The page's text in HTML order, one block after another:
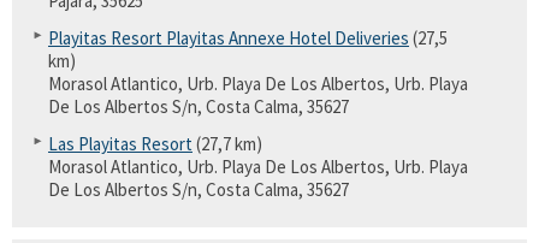
Playitas Resort Playitas Annexe Hotel Deliveries (27,5
km)
Morasol Atlantico, Urb. Playa De Los Albertos, Urb. Playa
De Los Albertos S/n, Costa Calma, 35627
Las Playitas Resort(27,7 km)
Morasol Atlantico, Urb. Playa De Los Albertos, Urb. Playa
De Los Albertos S/n, Costa Calma, 35627